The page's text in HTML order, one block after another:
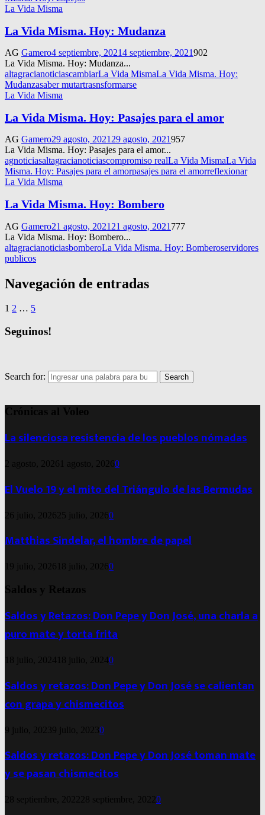
La Vida Misma
La Vida Misma. Hoy: Mudanza
AG Gamero4 septiembre, 20214 septiembre, 2021902
La Vida Misma. Hoy: Mudanza...
altagracianoticiascambiarLa Vida MismaLa Vida Misma. Hoy:
Mudanzasaber mutartrasnsformarse
La Vida Misma
La Vida Misma. Hoy: Pasajes para el amor
AG Gamero29 agosto, 202129 agosto, 2021957
La Vida Misma. Hoy: Pasajes para el amor...
agnoticiasaltagracianoticiascompromiso realLa Vida MismaLa Vida
Misma. Hoy: Pasajes para el amorpasajes para el amorreflexionar
La Vida Misma
La Vida Misma. Hoy: Bombero
AG Gamero21 agosto, 2021 21 agosto, 2021 777
La Vida Misma. Hoy: Bombero...
altagracianoticiasbomberoLa Vida Misma. Hoy: Bomberoservidores
publicos
Navegación de entradas
1 2 … 5
Seguinos!
Search for: Search
Crónicas al Voleo
La silenciosa resistencia de los pueblos nómadas
2 agosto, 2026 1 agosto, 20260
El Vuelo 19 y el mito del Triángulo de las Bermudas
26 julio, 2026 25 julio, 20260
Matthias Sindelar, el hombre de papel
19 julio, 2026 18 julio, 20260
Saldos y Retazos
Saldos y Retazos: Don Pepe y Don José, una charla a
puro mate y torta frita
18 julio, 2024 18 julio, 20240
Saldos y retazos: Don Pepe y Don José se calientan
con grapa y chismecitos
9 julio, 20239 julio, 20230
Saldos y retazos: Don Pepe y Don José toman mate
y se pasan chismecitos
28 septiembre, 2022 28 septiembre, 2022 0